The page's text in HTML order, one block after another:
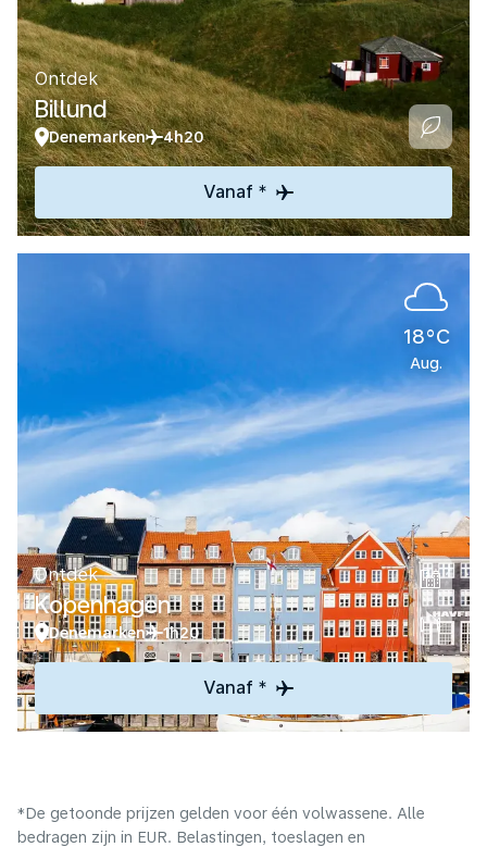
Ontdek
Billund
Denemarken 4h20
Vanaf *
18°C
Aug.
Ontdek
Kopenhagen
Denemarken 1h20
Vanaf *
*De getoonde prijzen gelden voor één volwassene. Alle
bedragen zijn in EUR. Belastingen, toeslagen en